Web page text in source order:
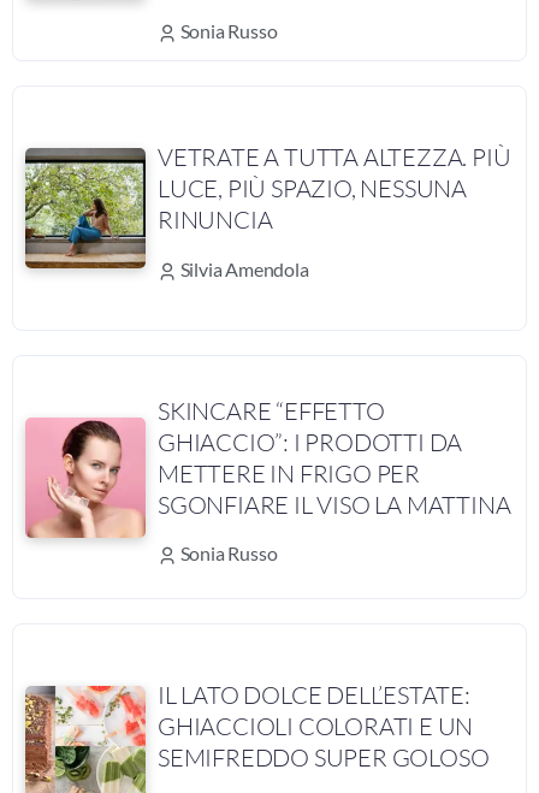
Sonia Russo
VETRATE A TUTTA ALTEZZA. PIÙ
LUCE, PIÙ SPAZIO, NESSUNA
RINUNCIA
Silvia Amendola
SKINCARE “EFFETTO
GHIACCIO”: I PRODOTTI DA
METTERE IN FRIGO PER
SGONFIARE IL VISO LA MATTINA
Sonia Russo
IL LATO DOLCE DELL’ESTATE:
GHIACCIOLI COLORATI E UN
SEMIFREDDO SUPER GOLOSO